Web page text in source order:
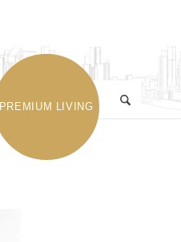
PREMIUM LIVING